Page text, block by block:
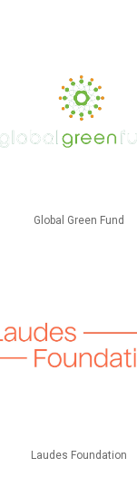
Global Green Fund
Laudes Foundation